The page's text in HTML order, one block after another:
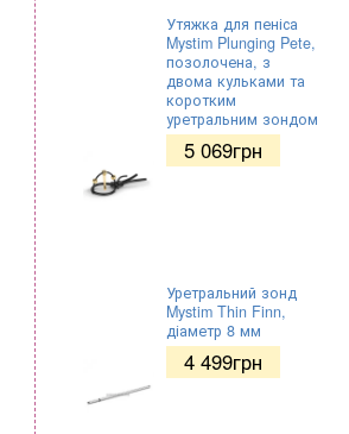
Утяжка для пеніса
Mystim Plunging Pete,
позолочена, з
двома кульками та
коротким
уретральним зондом
5 069грн
Уретральний зонд
Mystim Thin Finn,
діаметр 8 мм
4 499грн